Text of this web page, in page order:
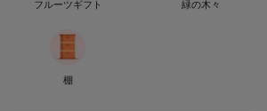
フルーツギフト 緑の木々
棚